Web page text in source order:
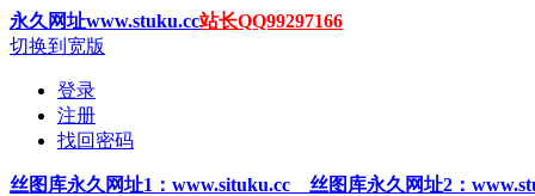
永久网址www.stuku.cc站长QQ99297166
切换到宽版
登录
注册
找回密码
丝图 库永久网址1 ：www.situku.cc 丝图库永久网址2：